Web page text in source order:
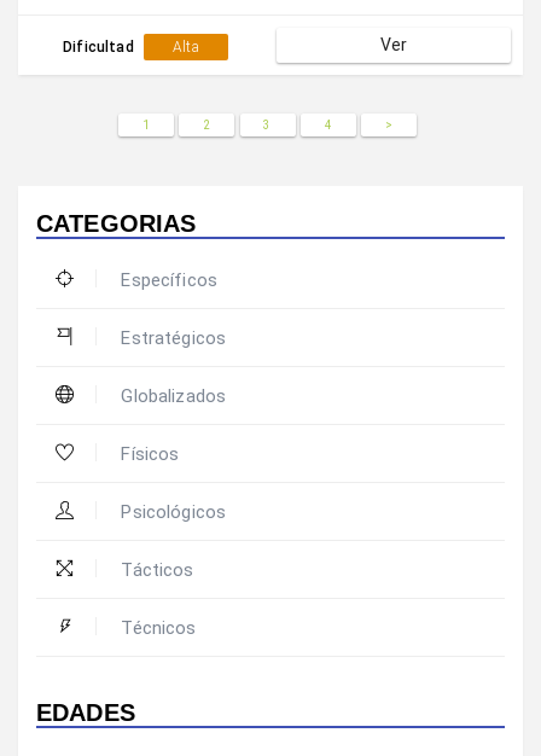
Dificultad Alta Ver
1 2 3 4 >
CATEGORIAS
Específicos
Estratégicos
Globalizados
Físicos
Psicológicos
Tácticos
Técnicos
EDADES